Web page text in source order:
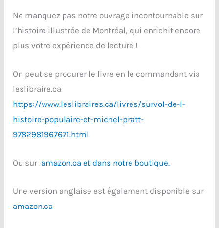
Ne manquez pas notre ouvrage incontournable sur
l’histoire illustrée de Montréal, qui enrichit encore
plus votre expérience de lecture !
On peut se procurer le livre en le commandant via
leslibraire.ca
https://www.leslibraires.ca/livres/survol-de-l-
histoire-populaire-et-michel-pratt-
9782981967671.html
Ou sur amazon.ca et dans notre boutique.
Une version anglaise est également disponible sur
amazon.ca